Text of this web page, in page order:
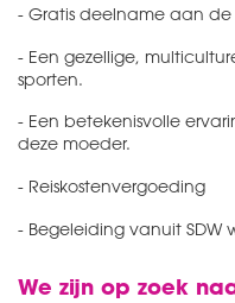
- Gratis deelname aan
- Een gezellige,
sporten.
- Een betekenisvolle
deze moeder.
- Reiskostenvergoeding
- Begeleiding vanuit SDW
We zijn op zoek